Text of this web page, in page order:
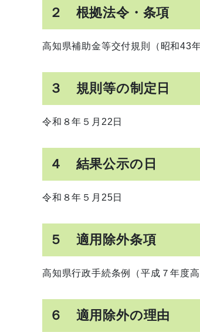
２ 根拠法令・条項
高知県補助金等交付規則（昭和43
３ 規則等の制定日
令和８年５月22日
４ 結果公示の日
令和８年５月25日
５ 適用除外条項
高知県行政手続条例（平成７年度
６ 適用除外の理由